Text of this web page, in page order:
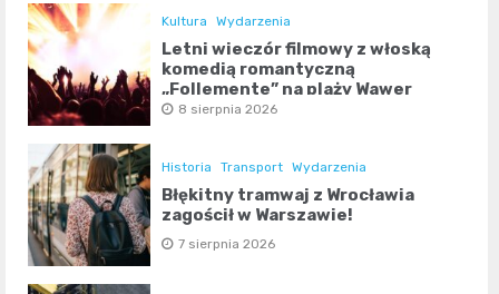
Kultura Wydarzenia
Letni wieczór filmowy z włoską
komedią romantyczną
„Follemente” na plaży Wawer
8 sierpnia 2026
Historia Transport Wydarzenia
Błękitny tramwaj z Wrocławia
zagościł w Warszawie!
7 sierpnia 2026